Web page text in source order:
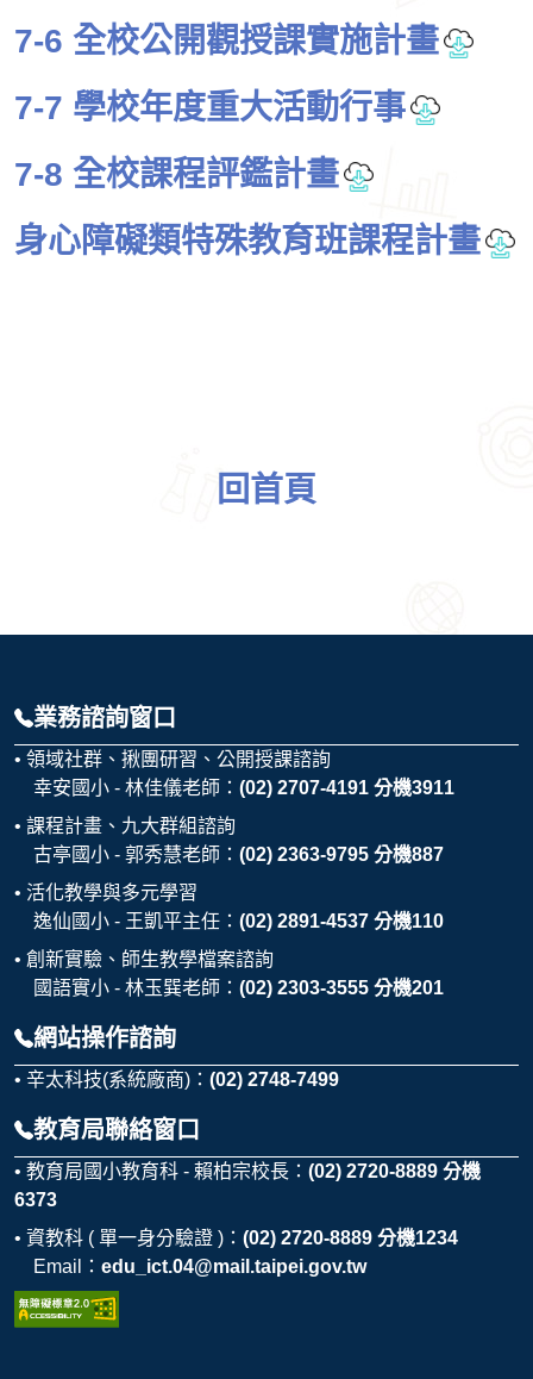
7-6 全校公開觀授課實施計畫
7-7 學校年度重大活動行事
7-8 全校課程評鑑計畫
身心障礙類特殊教育班課程計畫
回首頁
業務諮詢窗口
領域社群、揪團研習、公開授課諮詢
幸安國小 - 林佳儀老師： (02) 2707-4191 分機3911
課程計畫、九大群組諮詢
古亭國小 - 郭秀慧老師： (02) 2363-9795 分機887
活化教學與多元學習
逸仙國小 - 王凱平主任： (02) 2891-4537 分機110
創新實驗、師生教學檔案諮詢
國語實小 - 林玉巽老師： (02) 2303-3555 分機201
網站操作諮詢
辛太科技(系統廠商)： (02) 2748-7499
教育局聯絡窗口
教育局國小教育科 - 賴柏宗校長： (02) 2720-8889 分機
6373
資教科 ( 單一身分驗證 )： (02) 2720-8889 分機1234
Email： edu_ict.04@mail.taipei.gov.tw